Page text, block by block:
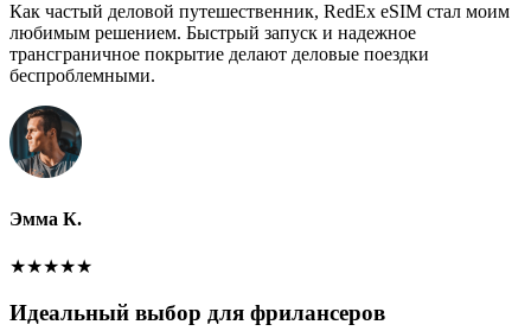
Как частый деловой путешественник, RedEx eSIM стал моим
любимым решением. Быстрый запуск и надежное
трансграничное покрытие делают деловые поездки
беспроблемными.
Эмма К.
★★★★★
Идеальный выбор для фрилансеров